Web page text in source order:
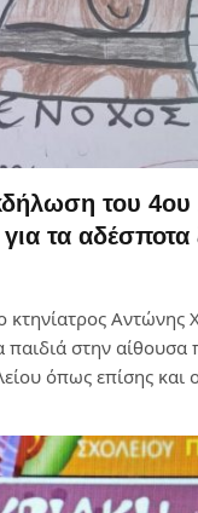
του 4ου
τα αδέσποτα
κτηνίατρος Αντώνης
παιδιά στην
όπως επίσης και